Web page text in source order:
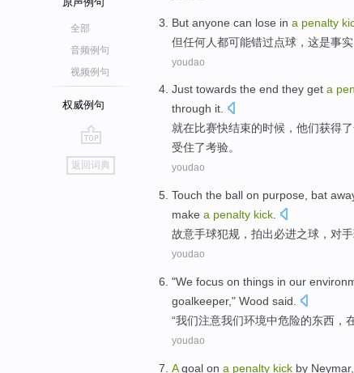
全部
音频例句
视频例句
权威例句
go
top
返回词典
But anyone can lose in a penalty
但任何人都可能错过点球 ， 这是事实
youdao
Just towards the end they get a
through it.
就在比赛快结束的时候， 他们获得了
受住了考验。
youdao
Touch the ball on purpose, bat
make a penalty kick
故意手球犯规，拍出必进之球 ， 对手
youdao
"We focus on things in our
goalkeeper," Wood said
“我们注意我们环境中危险的东西 ，
youdao
A goal on a penalty kick by Neymar,